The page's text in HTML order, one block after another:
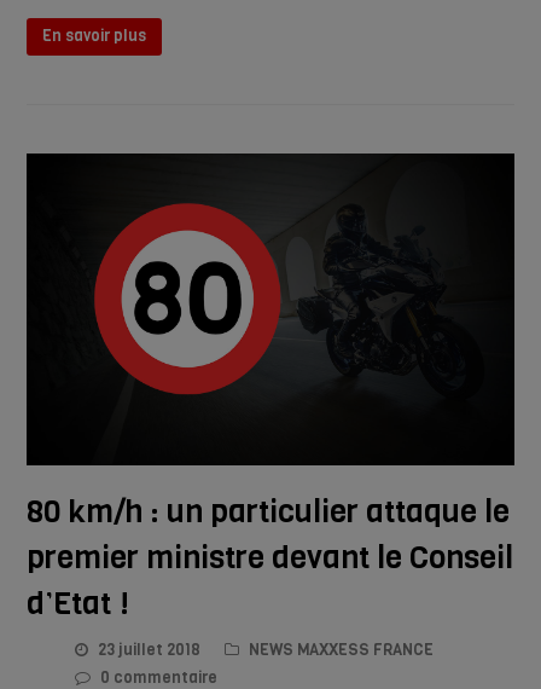
En savoir plus
80 km/h : un particulier attaque le
premier ministre devant le Conseil
d’Etat !
23 juillet 2018
NEWS MAXXESS FRANCE
0 commentaire